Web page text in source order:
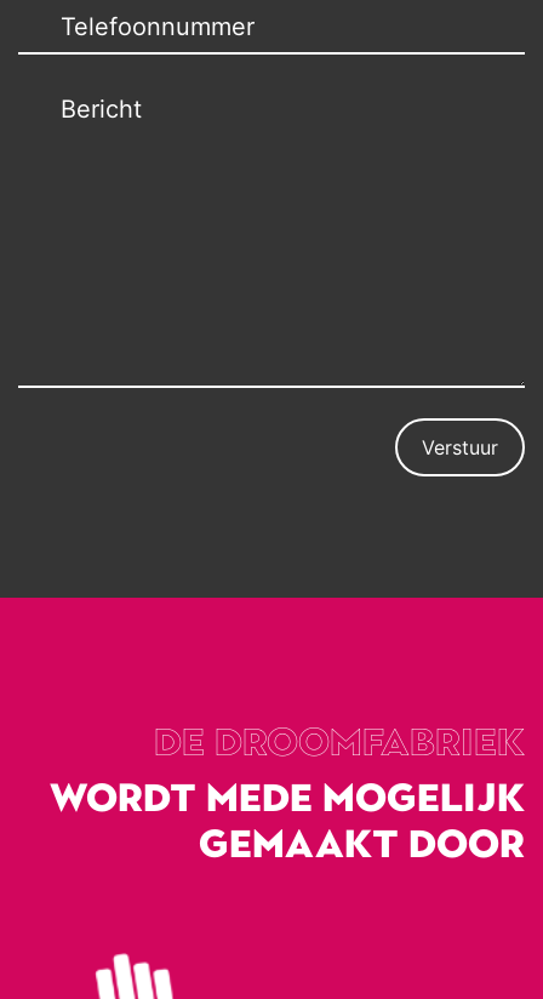
Verstuur
DE droomfabriek
WORDT MEDE MOGELIJK
GEMAAKT DOOR